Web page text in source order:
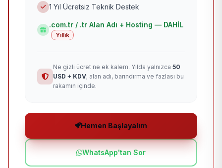
1 Yıl Ücretsiz Teknik Destek
.com.tr / .tr Alan Adı + Hosting — DAHİL
Yıllık
Ne gizli ücret ne ek kalem. Yılda yalnızca 50
USD + KDV; alan adı, barındırma ve fazlası bu
rakamın içinde.
Hemen Başlayalım
WhatsApp'tan Sor